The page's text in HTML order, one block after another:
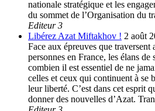
nationale stratégique et les
du sommet de l’Organisation du
Editeur 3
Libérez Azat Miftakhov ! 2 août
Face aux épreuves que traversent
personnes en France, les élans
combien il est essentiel de ne
celles et ceux qui continuent à se
leur liberté. C’est dans cet esprit
donner des nouvelles d’Azat.